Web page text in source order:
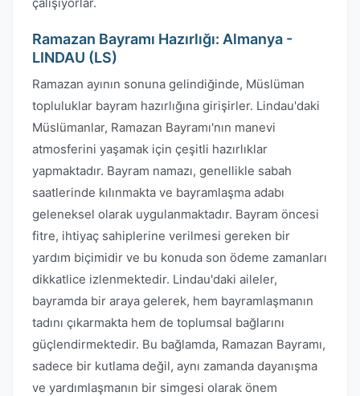
Ramazan Bayramı Hazırlığı: Almanya -
LINDAU (LS)
Ramazan ayının sonuna gelindiğinde, Müslüman
topluluklar bayram hazırlığına girişirler. Lindau'daki
Müslümanlar, Ramazan Bayramı'nın manevi
atmosferini yaşamak için çeşitli hazırlıklar
yapmaktadır. Bayram namazı, genellikle sabah
saatlerinde kılınmakta ve bayramlaşma adabı
geleneksel olarak uygulanmaktadır. Bayram öncesi
fitre, ihtiyaç sahiplerine verilmesi gereken bir
yardım biçimidir ve bu konuda son ödeme zamanları
dikkatlice izlenmektedir. Lindau'daki aileler,
bayramda bir araya gelerek, hem bayramlaşmanın
tadını çıkarmakta hem de toplumsal bağlarını
güçlendirmektedir. Bu bağlamda, Ramazan Bayramı,
sadece bir kutlama değil, aynı zamanda dayanışma
ve yardımlaşmanın bir simgesi olarak önem